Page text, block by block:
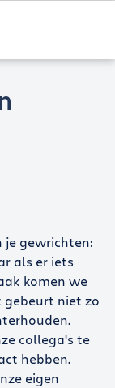
je gewrichten:
als er iets
komen we
gebeurt niet zo
collega's te
hebben.
eigen